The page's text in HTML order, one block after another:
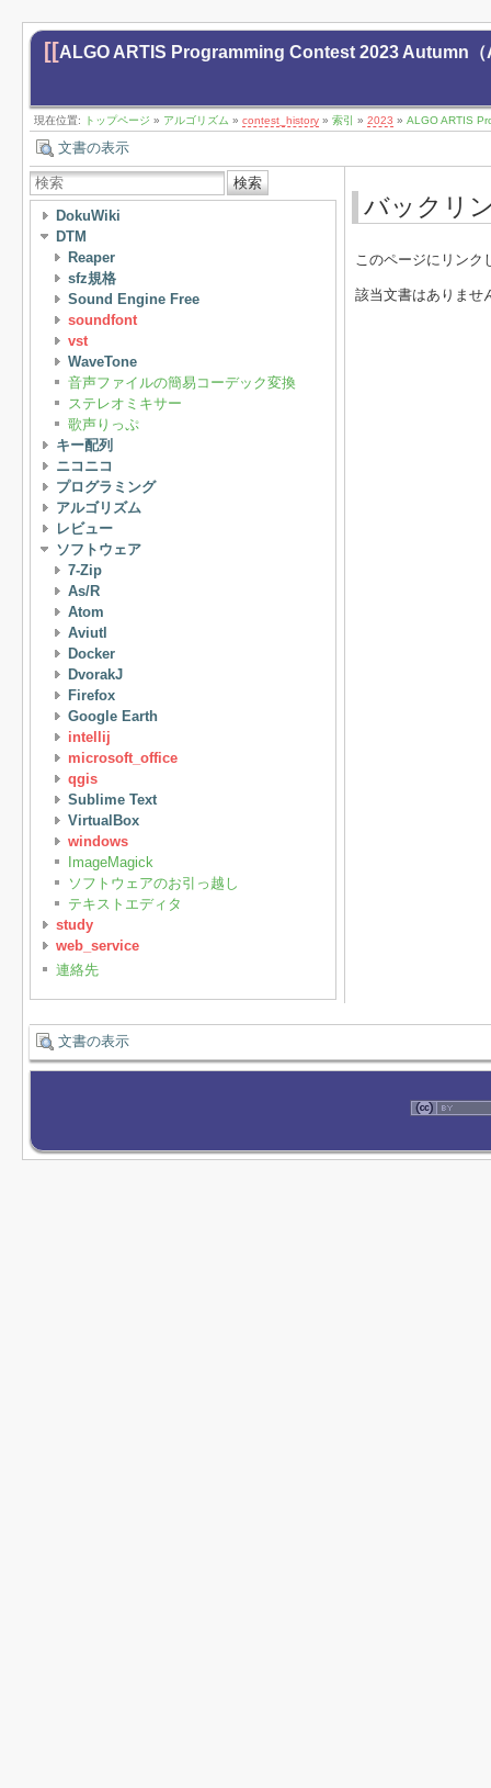
[[ALGO ARTIS Programming Contest 2023 Autumn
現在位置: トップページ » アルゴリズム » contest_history » 索引 » 2023 » ALGO ARTIS
文書の表示
検索
DokuWiki
DTM
Reaper
sfz規格
Sound Engine Free
soundfont
vst
WaveTone
音声ファイルの簡易コーデック変換
ステレオミキサー
歌声りっぷ
キー配列
ニコニコ
プログラミング
アルゴリズム
レビュー
ソフトウェア
7-Zip
As/R
Atom
Aviutl
Docker
DvorakJ
Firefox
Google Earth
intellij
microsoft_office
qgis
Sublime Text
VirtualBox
windows
ImageMagick
ソフトウェアのお引っ越し
テキストエディタ
study
web_service
連絡先
バックリ
このページにリンク
該当文書はありませ
文書の表示